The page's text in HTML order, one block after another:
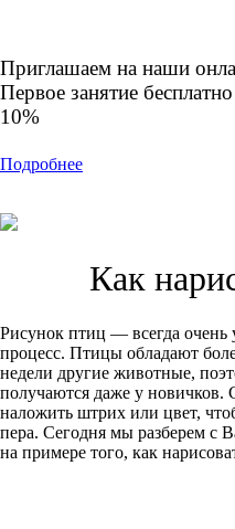
Приглашаем на наши
Первое занятие
10%
Подробнее
Как‌
Рисунок птиц — всегда
процесс. Птицы обладают
недели другие животные,
получаются даже у
наложить штрих или цвет,
пера. Сегодня мы разберем с
на примере того, как